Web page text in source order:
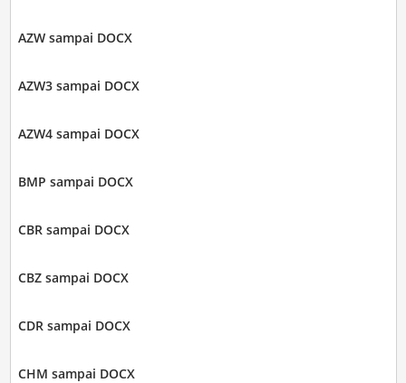
AZW sampai DOCX
AZW3 sampai DOCX
AZW4 sampai DOCX
BMP sampai DOCX
CBR sampai DOCX
CBZ sampai DOCX
CDR sampai DOCX
CHM sampai DOCX